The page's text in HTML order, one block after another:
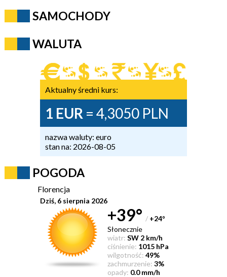
SAMOCHODY
WALUTA
Aktualny średni kurs:
1 EUR = 4,3050 PLN
nazwa waluty: euro
stan na: 2026-08-05
POGODA
Florencja
Dziś, 6 sierpnia 2026
+39° / +24°
Słonecznie
wiatr: SW 2 km/h
ciśnienie: 1015 hPa
wilgotność: 49%
zachmurzenie: 3%
opady: 0.0 mm/h